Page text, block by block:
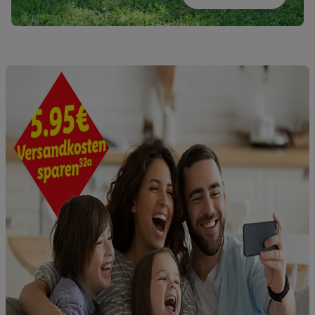
Ihr Nutzungsverhalten in den Lidl-Diensten zu erfassen.
Insbesondere können Sie mittels dieser Technologie auch auf
ausspielen können. Sie können Ihre Einwilligung speziell zur
Nutzung der Utiq-Technologie - zusätzlich zur weiter unten
erläuterten Möglichkeit, Ihre Einwilligung generell zu
widerrufen - jederzeit auch über
Utiq („consenthub“)oder über „Anpassen“/„Nutzung der
Telekommunikations-basierten Utiq-Technologie für digitales
Marketing“ am unteren Ende dieser Einwilligung (nur für die
Lidl-Dienste) widerrufen. Weitere Informationen finden Sie in
Datenschutzbestimmungen von Utiq.
Durch einen Klick auf „Ablehnen“ können Sie nur den Einsatz
notwendiger Techniken zulassen. Durch einen Klick auf
„Zustimmen“ stimmen Sie allen Verarbeitungen zu sämtlichen
vorgenannten Zwecken unter Einbindung sämtlicher
genannten Partner zu. Weitere Informationen, auch zur
Speicherdauer der Daten und zu Ihrem Recht, Ihre